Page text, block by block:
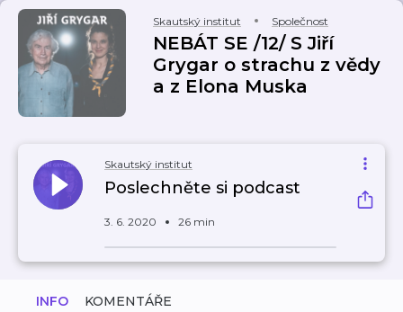
Skautský institut Společnost
NEBÁT SE /12/ S Jiří
Grygar o strachu z vědy
a z Elona Muska
Skautský institut
Poslechněte si podcast
3. 6. 2020 26 min
INFO KOMENTÁŘE